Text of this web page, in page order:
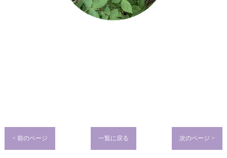
< 前のページ 一覧に戻る 次のページ >